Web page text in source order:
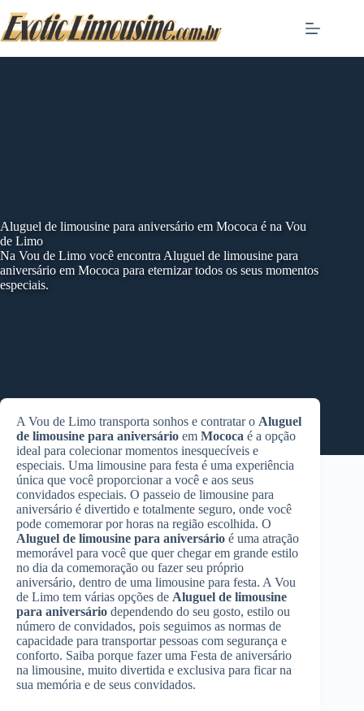
to
content
Aluguel de limousine para aniversário em Mococa é na Vou
de Limo
Na Vou de Limo você encontra Aluguel de limousine para
aniversário em Mococa para eternizar todos os seus momentos
especiais.
A Vou de Limo transporta sonhos e contratar o Aluguel
de limousine para aniversário em Mococa é a opção
ideal para colecionar momentos inesquecíveis e
especiais. Uma limousine para festa é uma experiência
única que você proporcionar a você e aos seus
convidados especiais. O passeio de limousine para
aniversário é divertido e totalmente seguro, onde você
pode comemorar por horas na região escolhida. O
Aluguel de limousine para aniversário é uma atração
memorável para você que quer chegar em grande estilo
no dia da comemoração ou fazer seu próprio
aniversário, dentro de uma limousine para festa. A Vou
de Limo tem várias opções de Aluguel de limousine
para aniversário dependendo do seu gosto, estilo ou
número de convidados, pois seguimos as normas de
capacidade para transportar pessoas com segurança e
conforto. Saiba porque fazer uma Festa de aniversário
na limousine, muito divertida e exclusiva para ficar na
sua memória e de seus convidados.